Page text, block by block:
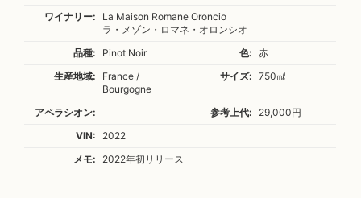
ワイナリー:
La Maison Romane Oroncio
ラ・メゾン・ロマネ・オロンシオ
品種:
Pinot Noir 色:
赤
生産地域:
France /
Bourgogne
サイズ: 750㎖
アペラシオン: 参考上代:
29,000円
VIN:
2022
メモ:
2022年初リリース